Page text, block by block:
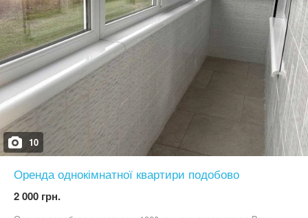
10
Оренда однокімнатної квартири подобово
2 000 грн.